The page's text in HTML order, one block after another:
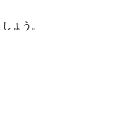
ょう。